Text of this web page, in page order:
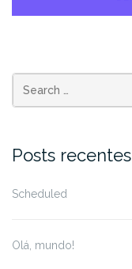
Search
for:
Posts recentes
Scheduled
Olá, mundo!